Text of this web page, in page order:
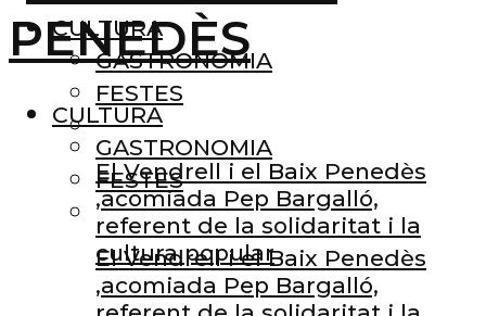
CULTURA
GASTRONOMIA
FESTES
El Vendrell i el Baix Penedès
,acomiada Pep Bargalló,
referent de la solidaritat i la
cultura popular
CULTURA
GASTRONOMIA
FESTES
El Vendrell i el Baix Penedès
,acomiada Pep Bargalló,